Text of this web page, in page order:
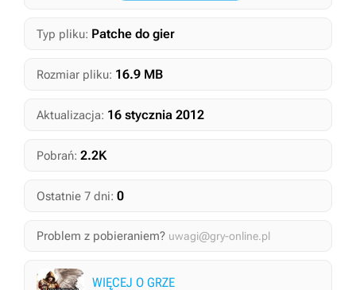
Typ pliku: Patche do gier
Rozmiar pliku: 16.9 MB
Aktualizacja: 16 stycznia 2012
Pobrań: 2.2K
Ostatnie 7 dni: 0
Problem z pobieraniem? uwagi@gry-online.pl
WIĘCEJ O GRZE